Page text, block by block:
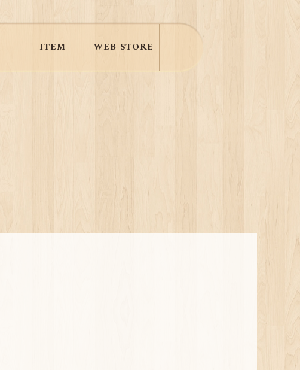
ITEM WEB STORE